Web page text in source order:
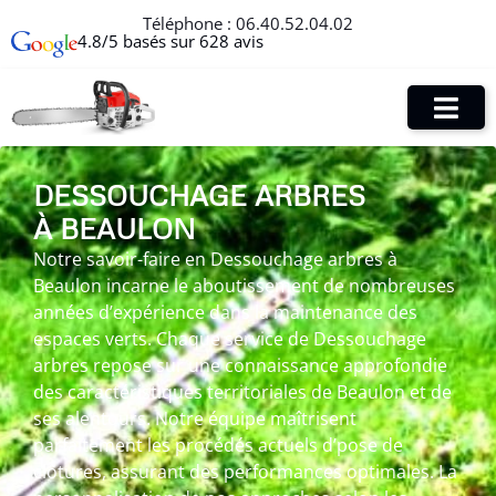
Téléphone : 06.40.52.04.02
4.8/5 basés sur 628 avis
DESSOUCHAGE ARBRES
À BEAULON
Notre savoir-faire en Dessouchage arbres à
Beaulon incarne le aboutissement de nombreuses
années d’expérience dans la maintenance des
espaces verts. Chaque service de Dessouchage
arbres repose sur une connaissance approfondie
des caractéristiques territoriales de Beaulon et de
ses alentours. Notre équipe maîtrisent
parfaitement les procédés actuels d’pose de
clôtures, assurant des performances optimales. La